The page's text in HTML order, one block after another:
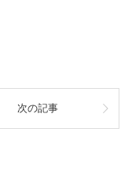
次の記事